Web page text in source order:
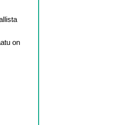
on